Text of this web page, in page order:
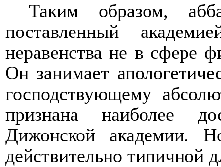
Таким образом,
поставленный
неравенства не в сфере
Он занимает
господствующему
признана наиболее
Дижонской академии.
действительно типичной